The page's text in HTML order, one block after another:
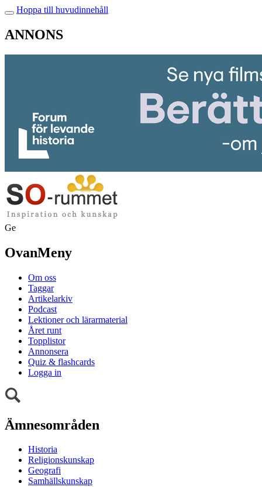
Hoppa till huvudinnehåll
ANNONS
Ge
OvanMeny
Om oss
Taggar
Artikelarkiv
Podcast
Lektioner och lärarmaterial
Året runt
Topplistor
Annonsera
Quiz & flashcards
Logga in
Ämnesområden
Historia
Religionskunskap
Geografi
Samhällskunskap